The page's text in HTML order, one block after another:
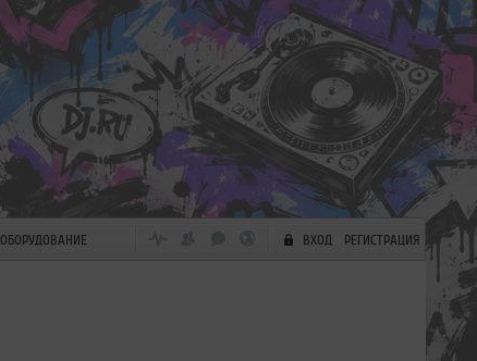
ОБОРУДОВАНИЕ ВХОД РЕГИСТРАЦИЯ